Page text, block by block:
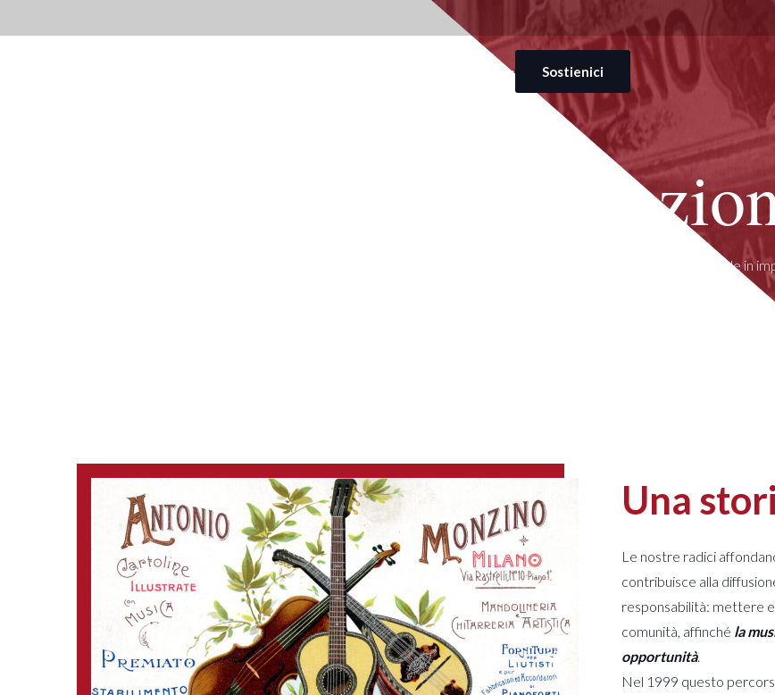
News Sostienici
La
Dalla tradizione di Casa Monzino, trasformiamo l’eredità musicale in
Una
Le nostre radici
contribuisce alla
responsabilità: mettere
comunità, affinché la
opportunità.
Nel 1999 questo